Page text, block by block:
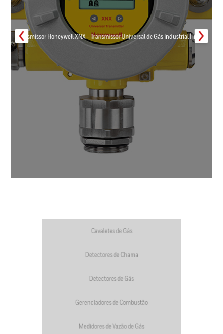
Transmissor Honeywell XNX – Transmissor Universal de Gás Industrial | Inmar
Cavaletes de Gás
Detectores de Chama
Detectores de Gás
Gerenciadores de Combustão
Medidores de Vazão de Gás